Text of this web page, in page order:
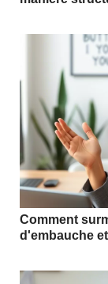
Comment
d'embauche